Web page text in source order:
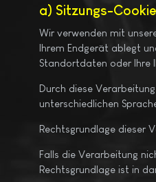
a) Sitzungs-
Wir verwenden mit
Ihrem Endgerät ablegt
Standortdaten oder Ihre
Durch diese
unterschiedlichen
Rechtsgrundlage dieser
Falls die Verarbeitung
Rechtsgrundlage ist in